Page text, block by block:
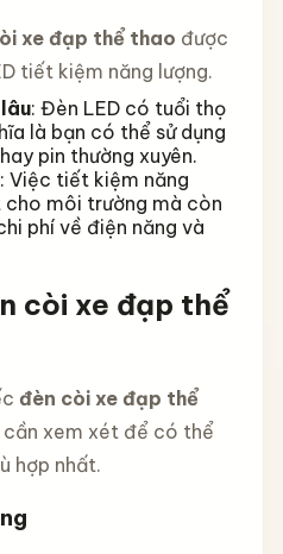
xe đạp thể thao được
tiết kiệm năng lượng.
: Đèn LED có tuổi thọ
là bạn có thể sử dụng
pin thường xuyên.
: Việc tiết kiệm năng
môi trường mà còn
phí về điện năng và
còi xe đạp thể
đèn còi xe đạp thể
cần xem xét để có thể
hợp nhất.